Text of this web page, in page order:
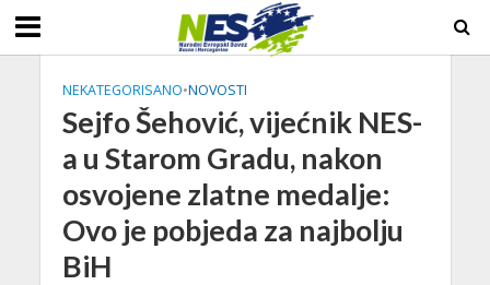
NEKATEGORISANO•NOVOSTI
Sejfo Šehović, vijećnik NES-
a u Starom Gradu, nakon
osvojene zlatne medalje:
Ovo je pobjeda za najbolju
BiH